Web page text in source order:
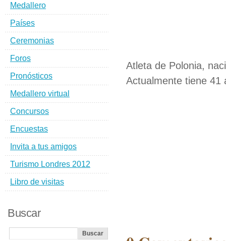
Atleta de Polonia,
Actualmente tiene 41
Medallero
Países
Ceremonias
Foros
Pronósticos
Medallero virtual
Concursos
Encuestas
Invita a tus amigos
Turismo Londres 2012
Libro de visitas
Buscar